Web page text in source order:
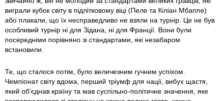
виграли кубок світу в підлітковому віці (Пеле та Кіліан Мбаппе)
або плакали, що їх несправедливо не взяли на турнір. Це не був
особливий турнір ні для Зідана, ні для Франції. Вони були
посередніми порівняно зі стандартами, які незабаром
встановили.
Те, що сталося потім, було величезним гучним успіхом.
Чемпіонат світу вдома, перший тріумф для нації, вибух щастя,
який об’єднав країну та мав суспільно-політичне значення, яке